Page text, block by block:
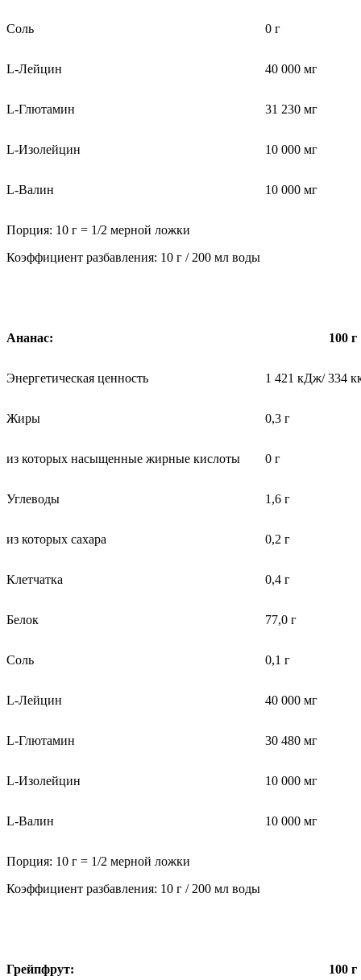
Соль 0 г
L-Лейцин 40 000 мг
L-Глютамин 31 230 мг
L-Изолейцин 10 000 мг
L-Валин 10 000 мг
Порция: 10 г = 1/2 мерной ложки
Коэффициент разбавления: 10 г / 200 мл воды
Ананас: 100 г
Энергетическая ценность 1 421 кДж/ 334
Жиры 0,3 г
из которых насыщенные жирные кислоты 0 г
Углеводы 1,6 г
из которых сахара 0,2 г
Клетчатка 0,4 г
Белок 77,0 г
Соль 0,1 г
L-Лейцин 40 000 мг
L-Глютамин 30 480 мг
L-Изолейцин 10 000 мг
L-Валин 10 000 мг
Порция: 10 г = 1/2 мерной ложки
Коэффициент разбавления: 10 г / 200 мл воды
Грейпфрут: 100 г